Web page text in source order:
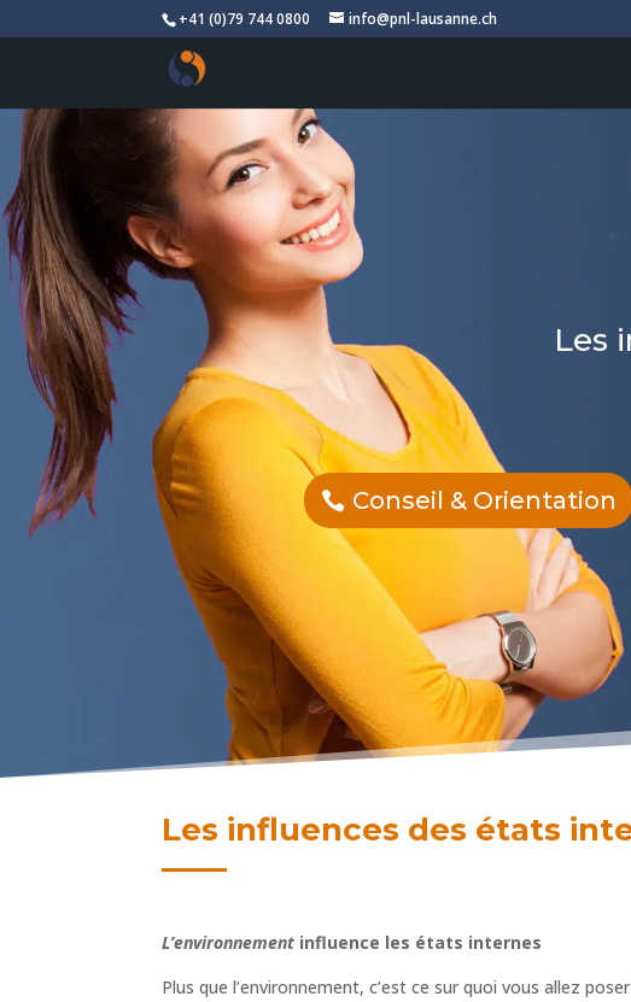
+41 (0)79 744 0800 info@pnl-lausanne.ch
Les
Conseil & Orientation
Les influences des états
L’environnement influence les états internes
Plus que l’environnement, c’est ce sur quoi vous allez